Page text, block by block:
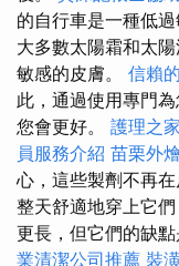
的自行車是一種低
大多數太陽霜和太
敏感的皮膚。 信賴
此，通過使用專門
您會更好。 護理之
員服務介紹 苗栗外燴
心，這些製劑不再
整天舒適地穿上它
更長，但它們的缺
業清潔公司推薦 裝